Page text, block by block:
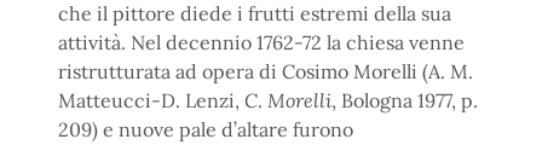
che il pittore diede i frutti estremi della sua
attività. Nel decennio 1762-72 la chiesa venne
ristrutturata ad opera di Cosimo Morelli (A. M.
Matteucci-D. Lenzi, C. Morelli, Bologna 1977, p.
209) e nuove pale d’altare furono